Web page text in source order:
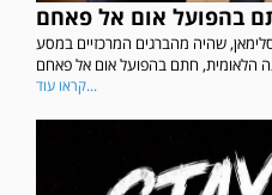
בהפועל אום אל פאחם
שהיה מהברגים המרכזיים במסע
קראו עוד...